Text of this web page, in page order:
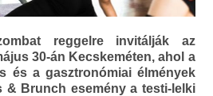
reggelre invitálják az
30-án Kecskeméten, ahol a
és a gasztronómiai élmények
& Brunch esemény a testi-lelki